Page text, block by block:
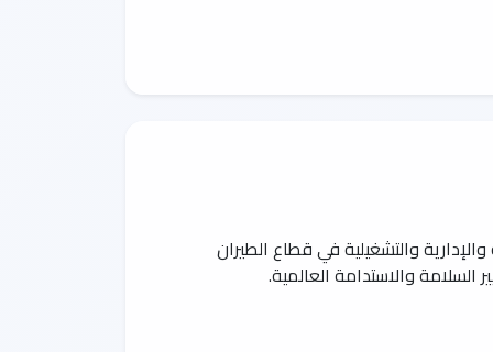
يجمع بين الخبرات التقنية والإدارية والتشغيلية في قطاع الطيران
والاستدامة العالمية.